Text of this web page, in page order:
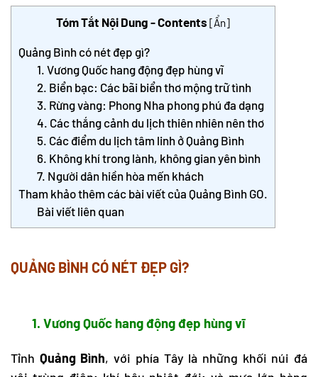
Tóm Tắt Nội Dung - Contents [Ẩn]
Quảng Bình có nét đẹp gì?
1. Vương Quốc hang động đẹp hùng vĩ
2. Biển bạc: Các bãi biển thơ mộng trữ tình
3. Rừng vàng: Phong Nha phong phú đa dạng
4. Các thắng cảnh du lịch thiên nhiên nên thơ
5. Các điểm du lịch tâm linh ở Quảng Bình
6. Không khí trong lành, không gian yên bình
7. Người dân hiền hòa mến khách
Tham khảo thêm các bài viết của Quảng Bình GO.
Bài viết liên quan
QUẢNG BÌNH CÓ NÉT ĐẸP GÌ?
1. Vương Quốc hang động đẹp hùng vĩ
Tỉnh Quảng Bình, với phía Tây là những khối núi đá